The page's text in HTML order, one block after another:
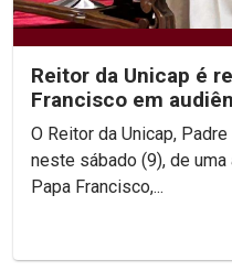
Reitor da Unicap é
Francisco em
O Reitor da Unicap,
neste sábado (9), de
Papa Francisco,...